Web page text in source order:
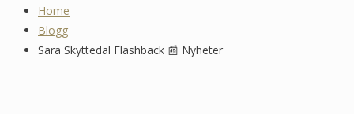
Tommy Myllymäki Grillad Högrev
🍖 Recepttips
Home
Blogg
Sara Skyttedal Flashback 📰 Nyheter